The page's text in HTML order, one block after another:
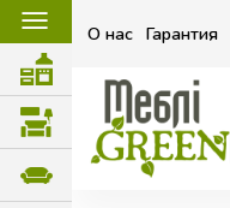
О нас Гарантия
☰